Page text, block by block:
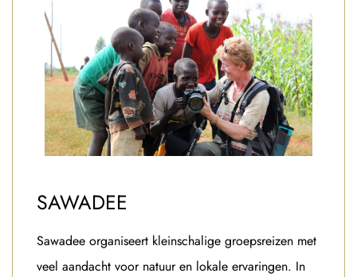
SAWADEE
Sawadee organiseert kleinschalige groepsreizen met
veel aandacht voor natuur en lokale ervaringen. In